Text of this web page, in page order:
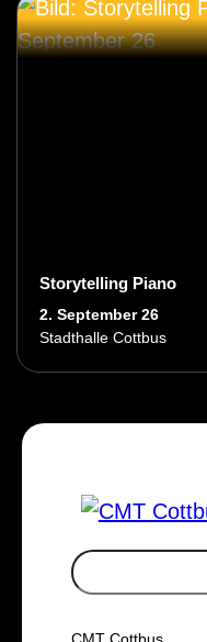
Storytelling Piano
2. September 26
Stadthalle Cottbus
S
u
c
CMT Cottbus